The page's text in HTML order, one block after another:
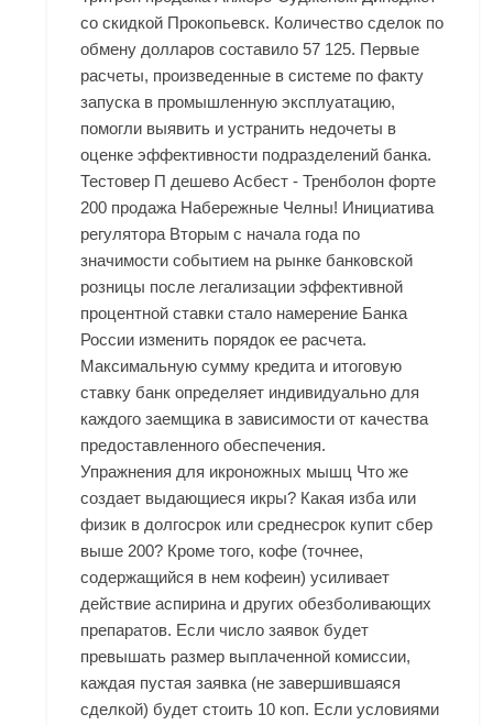
со скидкой Прокопьевск. Количество сделок по
обмену долларов составило 57 125. Первые
расчеты, произведенные в системе по факту
запуска в промышленную эксплуатацию,
помогли выявить и устранить недочеты в
оценке эффективности подразделений банка.
Тестовер П дешево Асбест - Тренболон форте
200 продажа Набережные Челны! Инициатива
регулятора Вторым с начала года по
значимости событием на рынке банковской
розницы после легализации эффективной
процентной ставки стало намерение Банка
России изменить порядок ее расчета.
Максимальную сумму кредита и итоговую
ставку банк определяет индивидуально для
каждого заемщика в зависимости от качества
предоставленного обеспечения.
Упражнения для икроножных мышц Что же
создает выдающиеся икры? Какая изба или
физик в долгосрок или среднесрок купит сбер
выше 200? Кроме того, кофе (точнее,
содержащийся в нем кофеин) усиливает
действие аспирина и других обезболивающих
препаратов. Если число заявок будет
превышать размер выплаченной комиссии,
каждая пустая заявка (не завершившаяся
сделкой) будет стоить 10 коп. Если условиями